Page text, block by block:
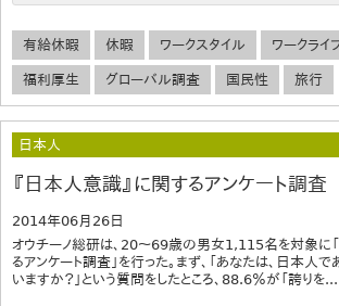
有給休暇 休暇 ワークスタイル ワークライ
福利厚生 グローバル調査 国民性 旅行
日本人
『日本人意識』に関するアンケート調査
2014年06月26日
オウチーノ総研は、20～69歳の男女1,115名を対象に
るアンケート調査」を行った。まず、「あなたは、日本人
いますか？」という質問をしたところ、88.6％が「誇りを...